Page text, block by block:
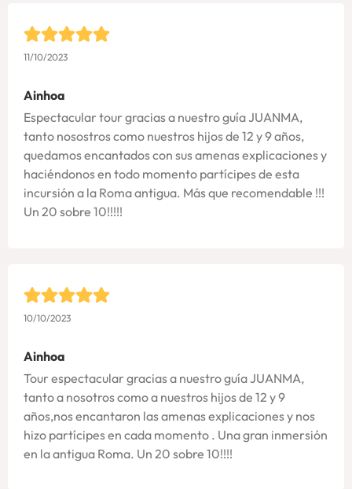
11/10/2023
Ainhoa
Espectacular tour gracias a nuestro guía JUANMA,
tanto nosostros como nuestros hijos de 12 y 9 años,
quedamos encantados con sus amenas explicaciones y
haciéndonos en todo momento partícipes de esta
incursión a la Roma antigua. Más que recomendable !!!
Un 20 sobre 10!!!!!
10/10/2023
Ainhoa
Tour espectacular gracias a nuestro guía JUANMA,
tanto a nosotros como a nuestros hijos de 12 y 9
años,nos encantaron las amenas explicaciones y nos
hizo partícipes en cada momento . Una gran inmersión
en la antigua Roma. Un 20 sobre 10!!!!